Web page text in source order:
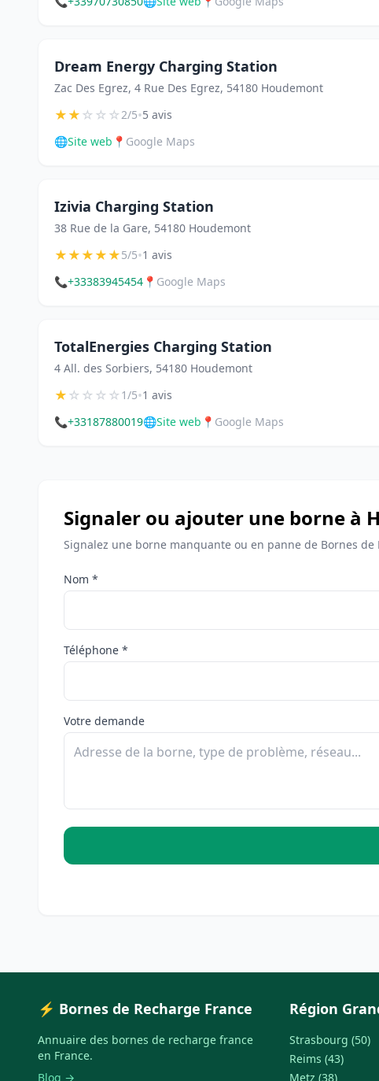
Dream Energy Charging Station
Zac Des Egrez, 4 Rue Des Egrez, 54180 Houdemont
★★☆☆☆2/5•5 avis
🌐Site web 📍 Google Maps
Izivia Charging Station
38 Rue de la Gare, 54180 Houdemont
★★★★★5/5•1 avis
📞+33383945454 📍 Google Maps
TotalEnergies Charging Station
4 All. des Sorbiers, 54180 Houdemont
★☆☆☆☆1/5•1 avis
📞+33187880019🌐Site web 📍 Google Maps
Signaler ou ajouter une borne à
Signalez une borne manquante ou en panne de Bornes de
Nom *
Téléphone *
Votre demande
⚡ Bornes de Recharge France
Annuaire des bornes de recharge france
en France.
Blog →
Région
Strasbourg (50)
Reims (43)
Metz (38)